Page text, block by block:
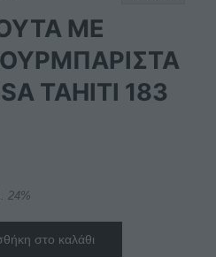
ΜΕ
TAHITI 183
24%
στο καλάθι